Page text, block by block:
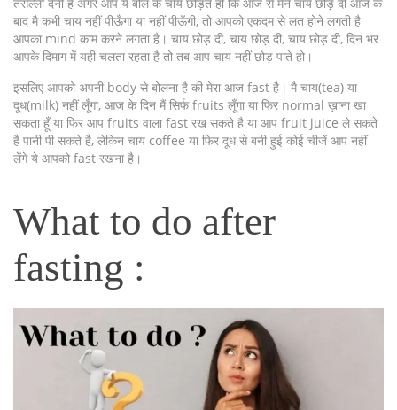
बाद मै कभी चाय नहीं पीऊँगा या नहीं पीऊँगी, तो आपको एकदम से लत होने लगती है
आपका mind काम करने लगता है। चाय छोड़ दी, चाय छोड़ दी, चाय छोड़ दी, दिन भर
आपके दिमाग में यही चलता रहता है तो तब आप चाय नहीं छोड़ पाते हो।
इसलिए आपको अपनी body से बोलना है की मेरा आज fast है। मै चाय(tea) या
दूध(milk) नहीं लूँगा, आज के दिन मैं सिर्फ fruits लूँगा या फिर normal ख़ाना खा
सकता हूँ या फिर आप fruits वाला fast रख सकते है या आप fruit juice ले सकते
है पानी पी सकते है, लेकिन चाय coffee या फिर दूध से बनी हुई कोई चीजें आप नहीं
लेंगे ये आपको fast रखना है।
What to do after
fasting :